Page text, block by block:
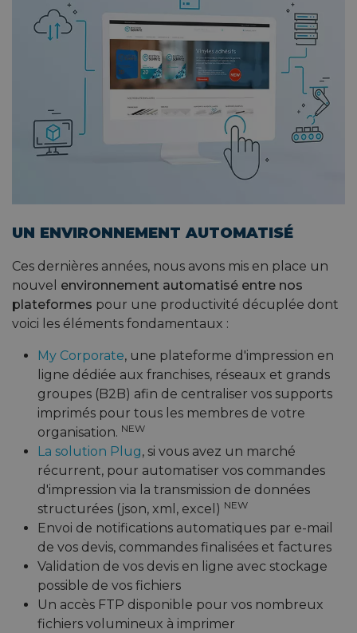
UN ENVIRONNEMENT AUTOMATISÉ
Ces dernières années, nous avons mis en place un
nouvel environnement automatisé entre nos
plateformes pour une productivité décuplée dont
voici les éléments fondamentaux :
My Corporate, une plateforme d'impression en
ligne dédiée aux franchises, réseaux et grands
groupes (B2B) afin de centraliser vos supports
imprimés pour tous les membres de votre
organisation. NEW
La solution Plug, si vous avez un marché
récurrent, pour automatiser vos commandes
d'impression via la transmission de données
structurées (json, xml, excel) NEW
Envoi de notifications automatiques par e-mail
de vos devis, commandes finalisées et factures
Validation de vos devis en ligne avec stockage
possible de vos fichiers
Un accès FTP disponible pour vos nombreux
fichiers volumineux à imprimer